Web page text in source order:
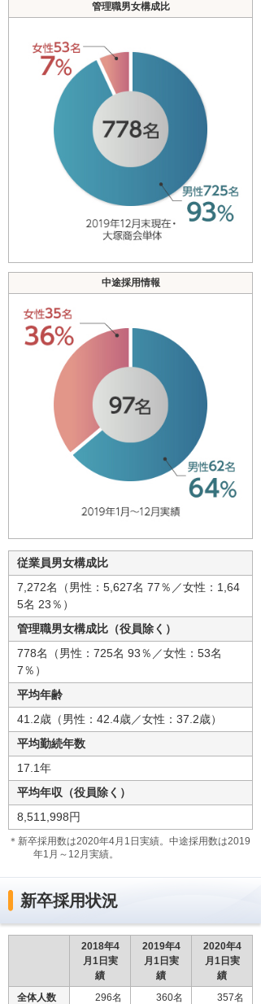
管理職男女構成比
中途採用情報
従業員男女構成比
7,272名（男性：5,627名 77％／女性：1,64
5名 23％）
管理職男女構成比（役員除く）
778名（男性：725名 93％／女性：53名
7％）
平均年齢
41.2歳（男性：42.4歳／女性：37.2歳）
平均勤続年数
17.1年
平均年収（役員除く）
8,511,998円
＊新卒採用数は2020年4月1日実績。中途採用数は2019
年1月～12月実績。
新卒採用状況
2018年4
月1日実
績
2019年4
月1日実
績
2020年4
月1日実
績
全体人数
296名 360名 357名